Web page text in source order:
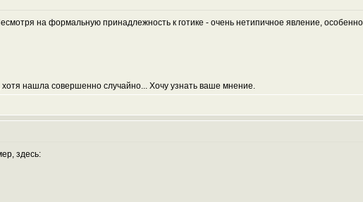
на формальную принадлежность к готике - очень нетипичное явление, особенно
хотя нашла совершенно случайно... Хочу узнать ваше мнение.
здесь: